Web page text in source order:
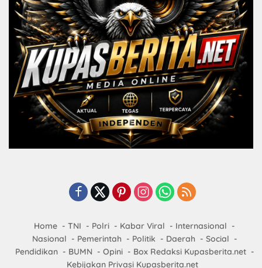
Home TNI Polri Kabar Viral
Internasional
Nasional
Pemerintah Politik Daerah
Social
Pendidikan
BUMN Opini
Box Redaksi Kupasberita.net
Kebijakan Privasi Kupasberita.net